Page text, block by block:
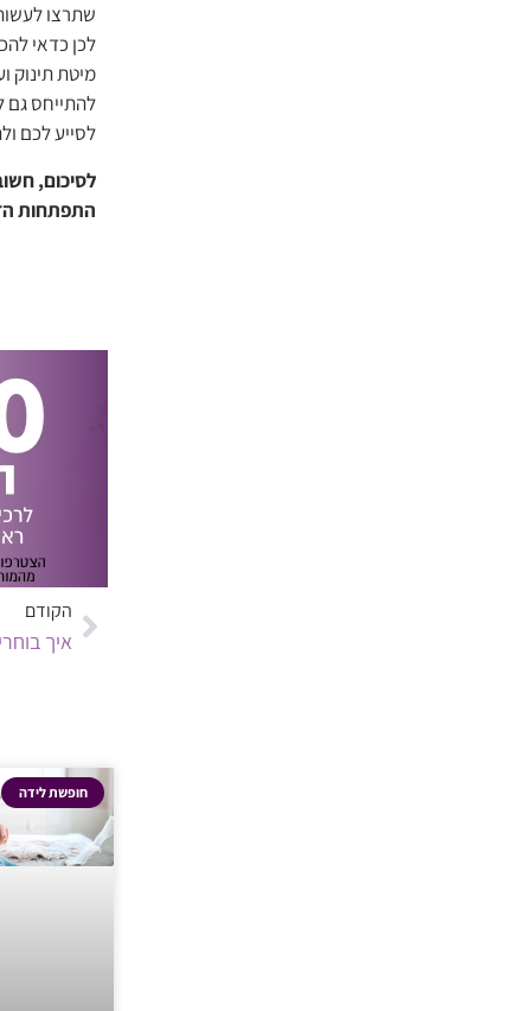
שתרצו
לכן כדאי
מיטת תינוק
להתייחס גם
לסייע לכם
לסיכום,
התפתחות
הקודם
איך
חופשת לידה